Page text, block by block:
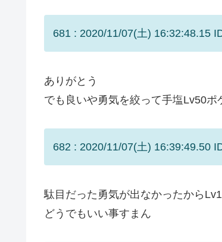
681 : 2020/11/07(土) 16:32:48.15
ありがとう
でも良いや勇気を絞って手塩Lv50ポ
682 : 2020/11/07(土) 16:39:49.50
駄目だった勇気が出なかったから
どうでもいい事すまん